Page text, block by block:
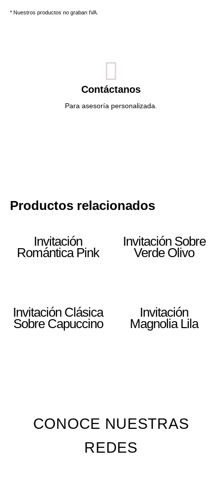
* Nuestros productos no graban IVA.
Contáctanos
Para asesoría personalizada.
Productos relacionados
Invitación
Romántica Pink
Invitación Sobre
Verde Olivo
Invitación Clásica
Sobre Capuccino
Invitación
Magnolia Lila
CONOCE NUESTRAS
REDES